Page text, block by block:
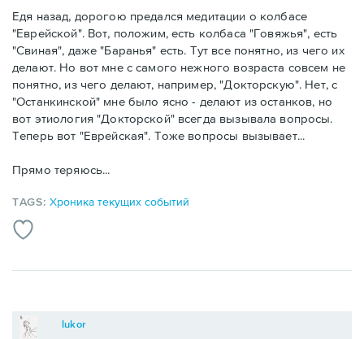
Едя назад, дорогою предался медитации о колбасе
"Еврейской". Вот, положим, есть колбаса "Говяжья", есть
"Свиная", даже "Баранья" есть. Тут все понятно, из чего их
делают. Но вот мне с самого нежного возраста совсем не
понятно, из чего делают, например, "Докторскую". Нет, с
"Останкинской" мне было ясно - делают из останков, но
вот этиология "Докторской" всегда вызывала вопросы.
Теперь вот "Еврейская". Тоже вопросы вызывает...
Прямо теряюсь...
TAGS:Хроника текущих событий
lukor